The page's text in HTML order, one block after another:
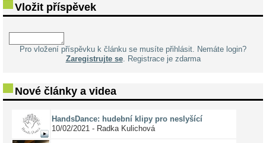
Vložit příspěvek
Pro vložení příspěvku k článku se musíte přihlásit. Nemáte login?
Zaregistrujte se. Registrace je zdarma
Nové články a videa
HandsDance: hudební klipy pro neslyšící
10/02/2021 - Radka Kulichová